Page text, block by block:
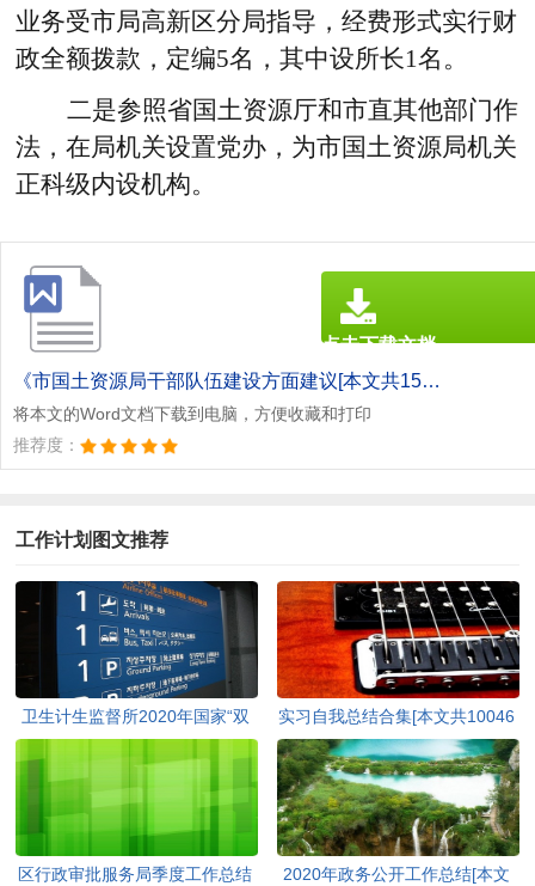
业务受市局高新区分局指导，经费形式实行财
政全额拨款，定编5名，其中设所长1名。
二是参照省国土资源厅和市直其他部门作
法，在局机关设置党办，为市国土资源局机关
正科级内设机构。
《市国土资源局干部队伍建设方面建议[本文共1551字].doc》
将本文的Word文档下载到电脑，方便收藏和打印
推荐度：
点击下载文档
文档为doc格式
工作计划图文推荐
卫生计生监督所2020年国家“双
字]
实习自我总结合集[本文共10046
字]
区行政审批服务局季度工作总结 2020年政务公开工作总结[本文